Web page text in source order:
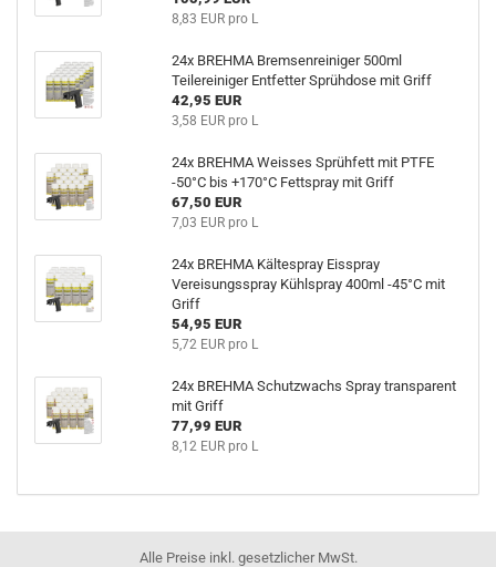
8,83 EUR pro L
24x BREHMA Bremsenreiniger 500ml
Teilereiniger Entfetter Sprühdose mit Griff
42,95 EUR
3,58 EUR pro L
24x BREHMA Weisses Sprühfett mit PTFE
-50°C bis +170°C Fettspray mit Griff
67,50 EUR
7,03 EUR pro L
24x BREHMA Kältespray Eisspray
Vereisungsspray Kühlspray 400ml -45°C mit
Griff
54,95 EUR
5,72 EUR pro L
24x BREHMA Schutzwachs Spray transparent
mit Griff
77,99 EUR
8,12 EUR pro L
Alle Preise inkl. gesetzlicher MwSt.